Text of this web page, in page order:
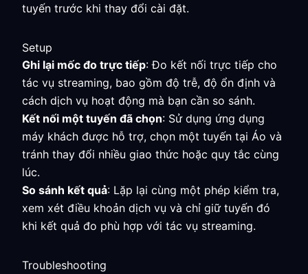
tuyến trước khi thay đổi cài đặt.
Setup
Ghi lại mốc đo trực tiếp: Đo kết nối trực tiếp cho
tác vụ streaming, bao gồm độ trễ, độ ổn định và
cách dịch vụ hoạt động mà bạn cần so sánh.
Kết nối một tuyến đã chọn: Sử dụng ứng dụng
máy khách được hỗ trợ, chọn một tuyến tại Áo và
tránh thay đổi nhiều giao thức hoặc quy tắc cùng
lúc.
So sánh kết quả: Lặp lại cùng một phép kiểm tra,
xem xét điều khoản dịch vụ và chỉ giữ tuyến đó
khi kết quả đo phù hợp với tác vụ streaming.
Troubleshooting